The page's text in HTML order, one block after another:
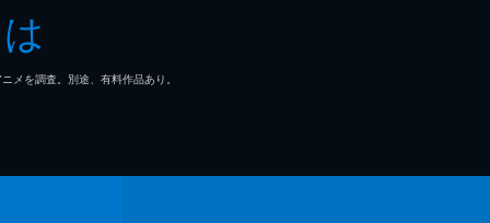
を調査。別途、有料作品あり。